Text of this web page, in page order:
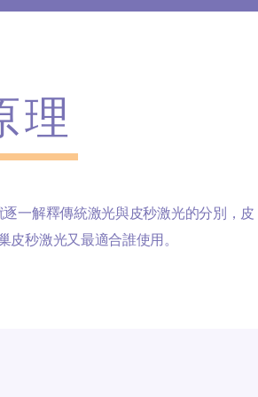
理
一解釋傳統激光與皮秒激光的分別，皮
皮秒激光又最適合誰使用。